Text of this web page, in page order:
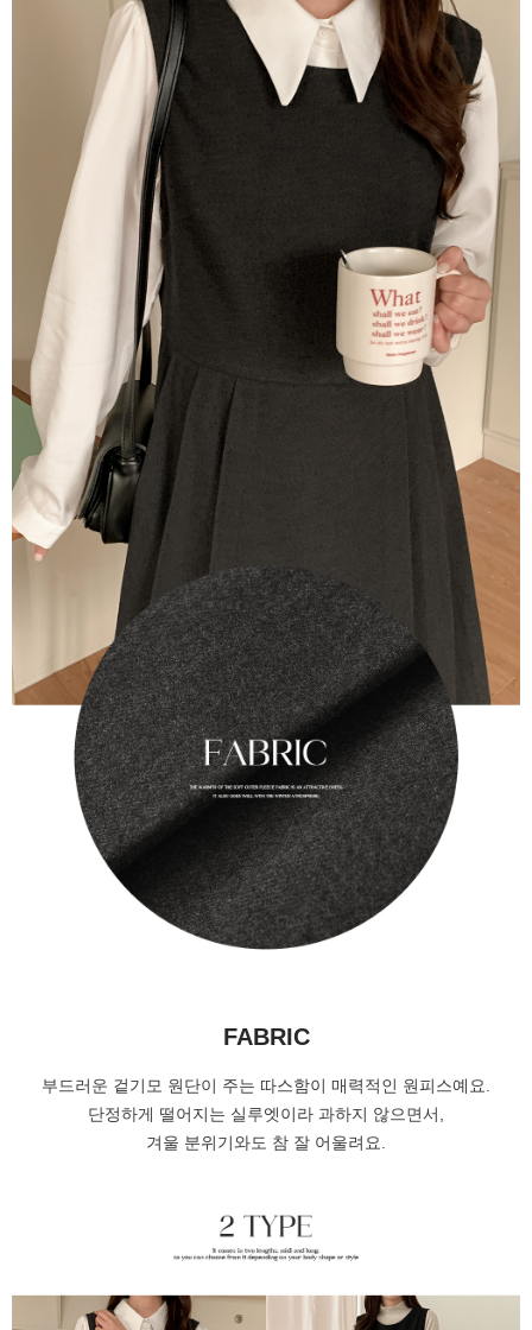
FABRIC
부드러운 겉기모 원단이 주는 따스함이 매력적인 원피스예요.
단정하게 떨어지는 실루엣이라 과하지 않으면서,
겨울 분위기와도 참 잘 어울려요.